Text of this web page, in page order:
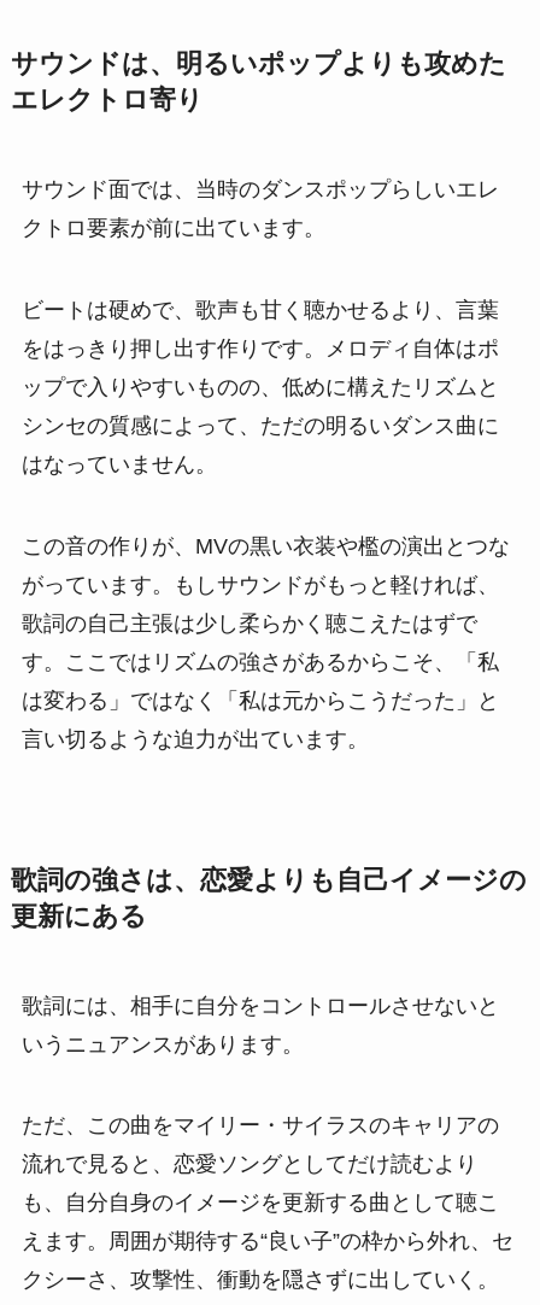
サウンドは、明るいポップよりも攻めた
エレクトロ寄り
サウンド面では、当時のダンスポップらしいエレ
クトロ要素が前に出ています。
ビートは硬めで、歌声も甘く聴かせるより、言葉
をはっきり押し出す作りです。メロディ自体はポ
ップで入りやすいものの、低めに構えたリズムと
シンセの質感によって、ただの明るいダンス曲に
はなっていません。
この音の作りが、MVの黒い衣装や檻の演出とつな
がっています。もしサウンドがもっと軽ければ、
歌詞の自己主張は少し柔らかく聴こえたはずで
す。ここではリズムの強さがあるからこそ、「私
は変わる」ではなく「私は元からこうだった」と
言い切るような迫力が出ています。
歌詞の強さは、恋愛よりも自己イメージの
更新にある
歌詞には、相手に自分をコントロールさせないと
いうニュアンスがあります。
ただ、この曲をマイリー・サイラスのキャリアの
流れで見ると、恋愛ソングとしてだけ読むより
も、自分自身のイメージを更新する曲として聴こ
えます。周囲が期待する“良い子”の枠から外れ、セ
クシーさ、攻撃性、衝動を隠さずに出していく。